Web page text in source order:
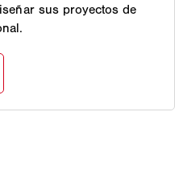
sus proyectos de